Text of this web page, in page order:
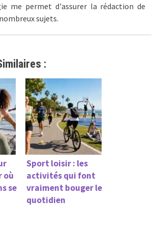
me permet d'assurer la rédaction de
sujets.
:
où
se
Sport loisir : les
activités qui font
vraiment bouger le
quotidien